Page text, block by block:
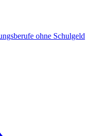
ohne Schulgeld